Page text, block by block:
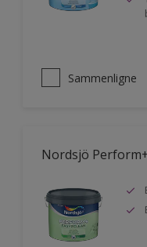
Sammenligne
Nordsjö